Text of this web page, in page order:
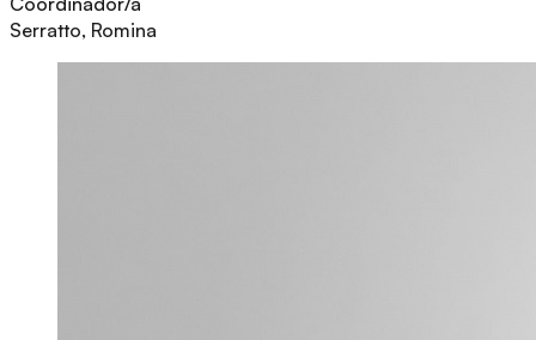
Serratto, Romina